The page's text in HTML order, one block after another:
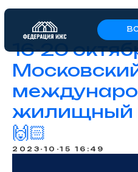
ВСТУПИТЬ
16-20
жилищный
🙌🏻
2023-10-15 16:49